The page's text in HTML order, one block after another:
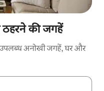
ठहरने की जगहें
उपलब्ध अनोखी जगहें, घर और